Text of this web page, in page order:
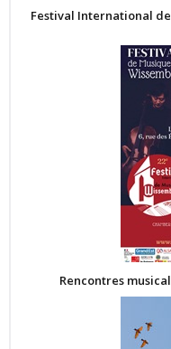
Festival International
Rencontres